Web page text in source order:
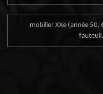
mobilier XXe (année